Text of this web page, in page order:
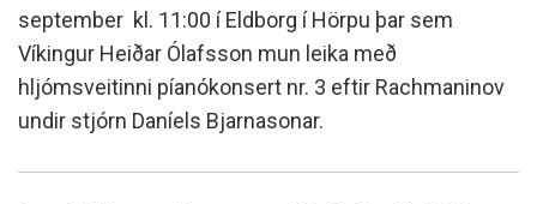
september kl. 11:00 í Eldborg í Hörpu þar sem
Víkingur Heiðar Ólafsson mun leika með
hljómsveitinni píanókonsert nr. 3 eftir Rachmaninov
undir stjórn Daníels Bjarnasonar.